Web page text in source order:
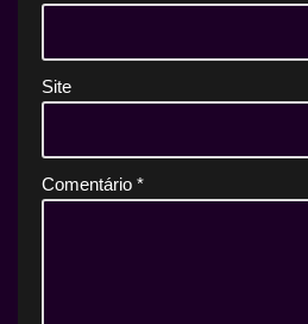
Site
Comentário *